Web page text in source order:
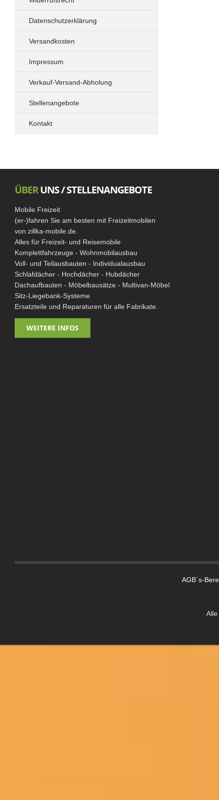
Spacetourer - Traveller - ProAce Verso -
Elektrik
Standheizung
Drehkonsolen
Datenschutzerklärung
Versandkosten
Impressum
Verkauf-Versand-Abholung
Stellenangebote
Kontakt
ÜBERUNS / STELLENANGEBOTE
Mobile Freizeit
(er-)fahren Sie am besten mit Freizeitmobilen
von zillka-mobile.de.
Alles für Freizeit- und Reisemobile
Komplettfahrzeuge - Wohnmobilausbau
Voll- und Teilausbauten - Individualausbau
Schlafdächer - Hochdächer - Hubdächer
Dachaufbauten - Möbelbausätze - Multivan-Möbel
Sitz-Liegebank-Systeme
Ersatzteile und Reparaturen für alle Fabrikate.
WEITERE INFOS
AGB´s-